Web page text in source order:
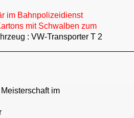
im Bahnpolizeidienst
mit Schwalben zum
: VW-Transporter T 2
im